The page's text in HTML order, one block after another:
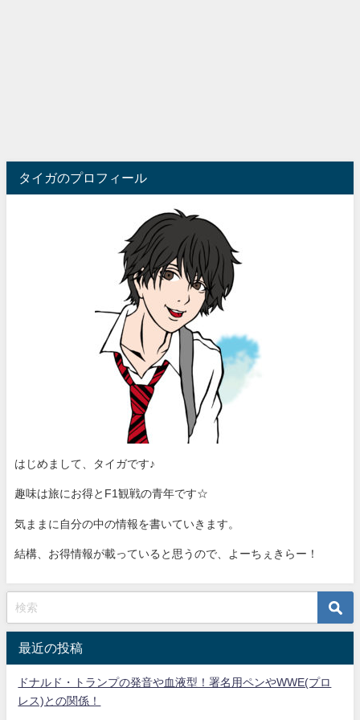
タイガのプロフィール
はじめまして、タイガです♪
趣味は旅にお得とF1観戦の青年です☆
気ままに自分の中の情報を書いていきます。
結構、お得情報が載っていると思うので、よーちぇきらー！
最近の投稿
ドナルド・トランプの発音や血液型！署名用ペンやWWE(プロ
レス)との関係！